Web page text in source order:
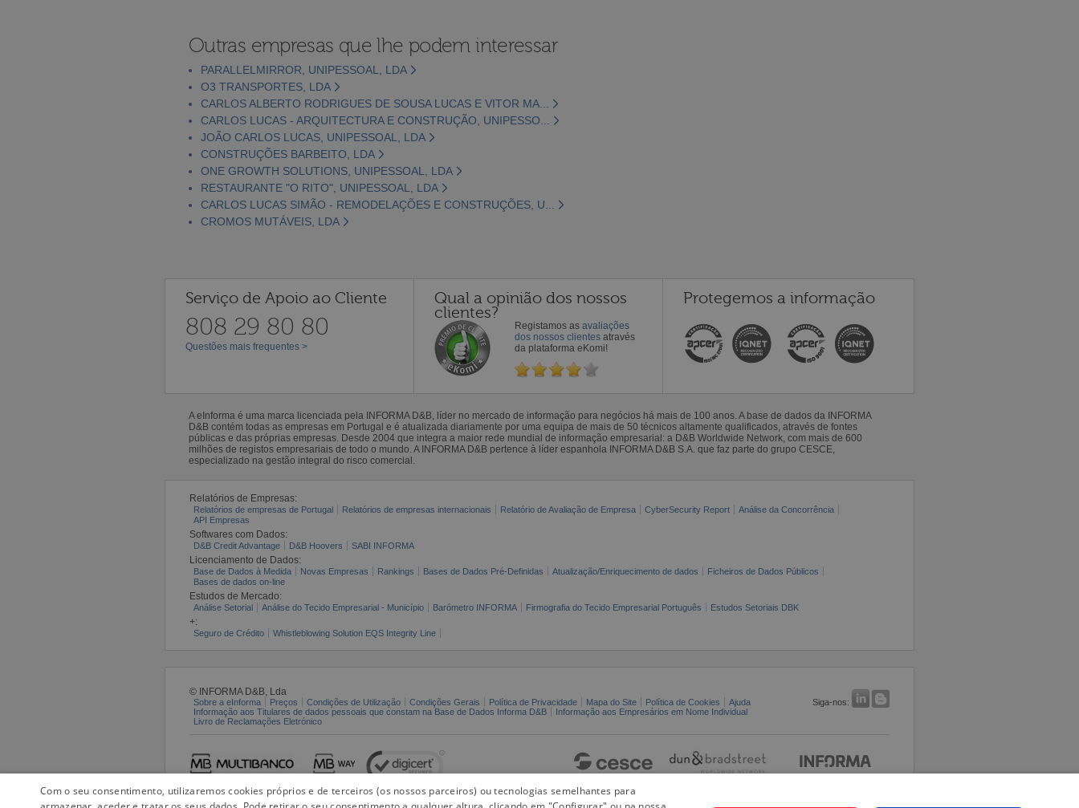
Outras empresas que lhe podem interessar
PARALLELMIRROR, UNIPESSOAL, LDA
O3 TRANSPORTES, LDA
CARLOS ALBERTO RODRIGUES DE SOUSA LUCAS E VITOR MA...
CARLOS LUCAS - ARQUITECTURA E CONSTRUÇÃO, UNIPESSO...
JOÃO CARLOS LUCAS, UNIPESSOAL, LDA
CONSTRUÇÕES BARBEITO, LDA
ONE GROWTH SOLUTIONS, UNIPESSOAL, LDA
RESTAURANTE "O RITO", UNIPESSOAL, LDA
CARLOS LUCAS SIMÃO - REMODELAÇÕES E CONSTRUÇÕES, U...
CROMOS MUTÁVEIS, LDA
Serviço de Apoio ao Cliente
808 29 80 80
Questões mais frequentes >
Qual a opinião dos nossos
clientes?
Registamos as avaliações
dos nossos clientes através
da plataforma eKomi!
Protegemos a informação
A eInforma é uma marca licenciada pela INFORMA D&B, líder no mercado de informação para negócios há mais de 100 anos. A base de dados da INFORMA
D&B contém todas as empresas em Portugal e é atualizada diariamente por uma equipa de mais de 50 técnicos altamente qualificados, através de fontes
públicas e das próprias empresas. Desde 2004 que integra a maior rede mundial de informação empresarial: a D&B Worldwide Network, com mais de 600
milhões de registos empresariais de todo o mundo. A INFORMA D&B pertence à líder espanhola INFORMA D&B S.A. que faz parte do grupo CESCE,
especializado na gestão integral do risco comercial.
Relatórios de Empresas:
Relatórios de empresas de Portugal Relatórios de empresas internacionais Relatório de Avaliação de Empresa CyberSecurity Report
Análise da Concorrência
API Empresas
Softwares com Dados:
D&B Credit Advantage D&B Hoovers SABI INFORMA
Licenciamento de Dados:
Base de Dados à Medida Novas Empresas Rankings Bases de Dados Pré-Definidas Atualização/Enriquecimento de dados
Ficheiros de Dados Públicos
Bases de dados on-line
Estudos de Mercado:
Análise Setorial Análise do Tecido Empresarial - Município Barómetro INFORMA Firmografia do Tecido Empresarial Português Estudos Setoriais DBK
+:
Seguro de Crédito Whistleblowing Solution EQS Integrity Line
© INFORMA D&B, Lda
Sobre a eInforma Preços Condições de Utilização Condições Gerais Política de Privacidade Mapa do Site Política de Cookies Ajuda
Siga-nos:
Informação aos Titulares de dados pessoais que constam na Base de Dados Informa D&B
Informação aos Empresários em Nome Individual
Livro de Reclamações Eletrónico
Com o seu consentimento, utilizaremos cookies próprios e de terceiros (os nossos parceiros) ou tecnologias semelhantes para